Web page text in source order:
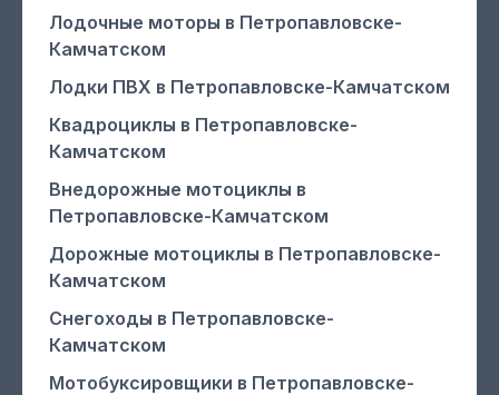
Лодочные моторы в Петропавловске-
Камчатском
Лодки ПВХ в Петропавловске-Камчатском
Квадроциклы в Петропавловске-
Камчатском
Внедорожные мотоциклы в
Петропавловске-Камчатском
Дорожные мотоциклы в Петропавловске-
Камчатском
Снегоходы в Петропавловске-
Камчатском
Мотобуксировщики в Петропавловске-